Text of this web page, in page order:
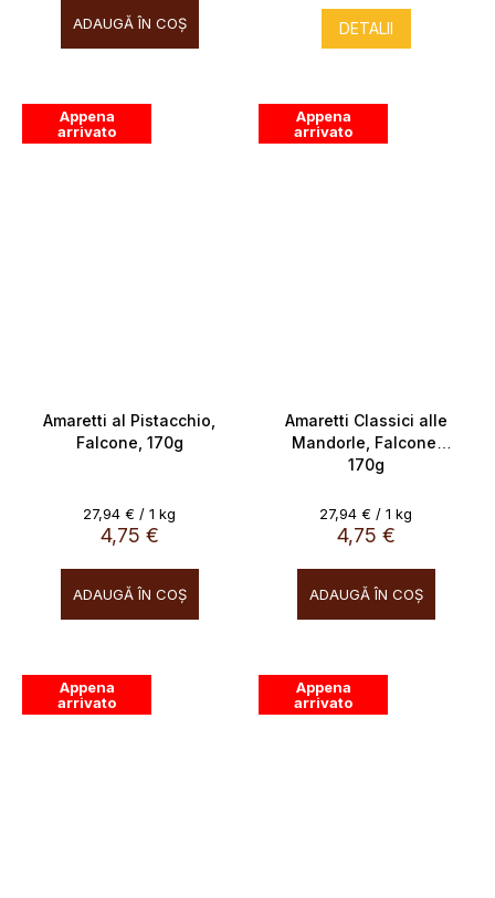
ADAUGĂ ÎN COŞ DETALII
Appena
arrivato
Amaretti al Pistacchio,
Falcone, 170g
4,75 €
Evaluare
preţ:
27,94 € / 1 kg
ADAUGĂ ÎN COŞ
Appena
arrivato
Amaretti Classici alle
Mandorle, Falcone,
170g
4,75 €
Evaluare
preţ:
27,94 € / 1 kg
ADAUGĂ ÎN COŞ
Appena
arrivato
Appena
arrivato